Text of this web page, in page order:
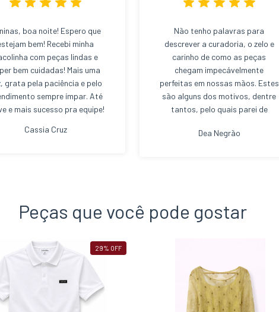
boa noite! Espero que
bem! Recebi minha
com peças lindas e
bem cuidadas! Mais uma
grata pela paciência e pelo
sempre ímpar. Até
e mais sucesso pra equipe!
Cassia Cruz
Não tenho palavras para
descrever a curadoria, o zelo e
carinho de como as peças
chegam impecávelmente
perfeitas em nossas mãos. Estes
são alguns dos motivos, dentre
tantos, pelo quais parei de
hoje sou viciada nas terças e
Cris Nunes e à toda equipe.
Dea Negrão
Peças que você pode gostar
29% OFF